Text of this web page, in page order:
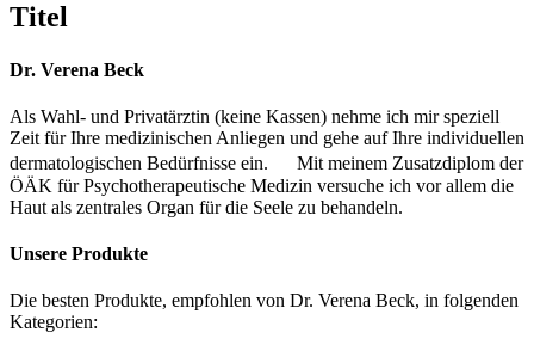
view
Titel
Dr. Verena Beck
Als Wahl- und Privatärztin (keine Kassen) nehme ich mir speziell
Zeit für Ihre medizinischen Anliegen und gehe auf Ihre individuellen
dermatologischen Bedürfnisse ein. Mit meinem Zusatzdiplom der
ÖÄK für Psychotherapeutische Medizin versuche ich vor allem die
Haut als zentrales Organ für die Seele zu behandeln.
Unsere Produkte
Die besten Produkte, empfohlen von Dr. Verena Beck, in folgenden
Kategorien: